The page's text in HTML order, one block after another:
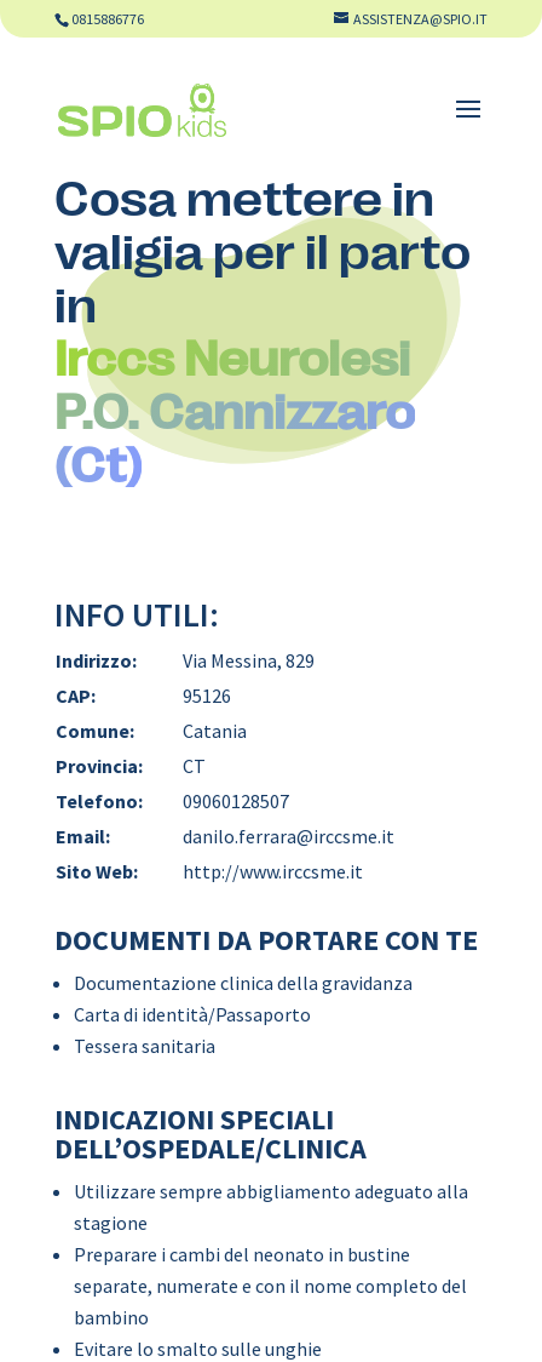
0815886776 ASSISTENZA@SPIO.IT
Cosa mettere in
valigia per il parto
in
Irccs Neurolesi
P.O. Cannizzaro
(Ct)
INFO UTILI:
Indirizzo:
Via Messina, 829
CAP:
95126
Comune:
Catania
Provincia:
CT
Telefono:
09060128507
Email:
danilo.ferrara@irccsme.it
Sito Web:
http://www.irccsme.it
DOCUMENTI DA PORTARE CON TE
Documentazione clinica della gravidanza
Carta di identità/Passaporto
Tessera sanitaria
INDICAZIONI SPECIALI
DELL’OSPEDALE/CLINICA
Utilizzare sempre abbigliamento adeguato alla
stagione
Preparare i cambi del neonato in bustine
separate, numerate e con il nome completo del
bambino
Evitare lo smalto sulle unghie